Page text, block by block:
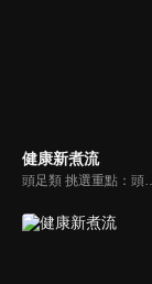
健康新煮流